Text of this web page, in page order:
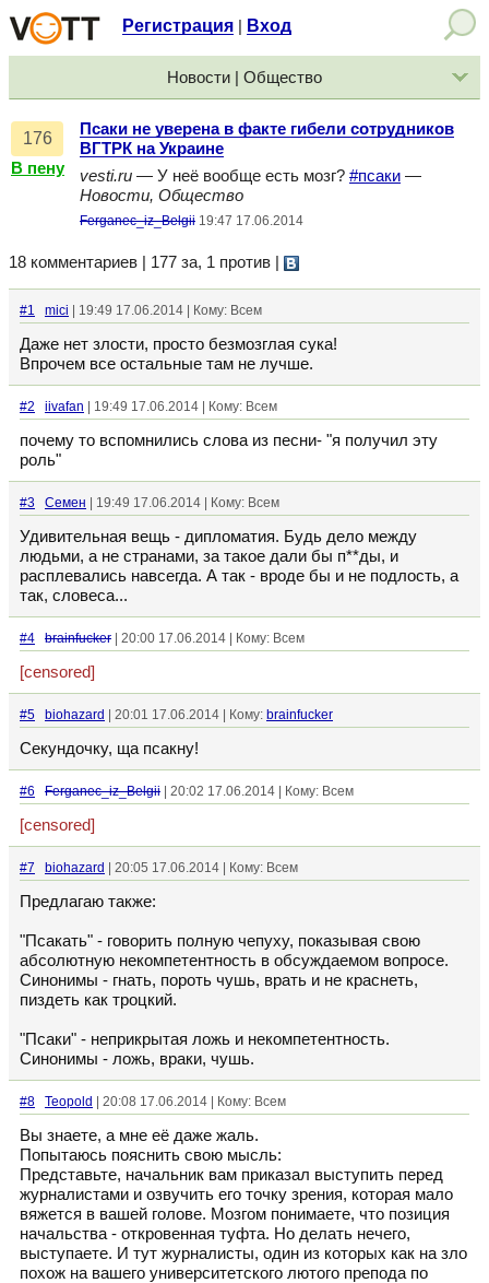
Регистрация Вход
Новости | Общество
176
В пену
Псаки не уверена в факте гибели сотрудников
ВГТРК на Украине
vesti.ru — У неё вообще есть мозг? #псаки —
Новости, Общество
Ferganec_iz_Belgii 19:47 17.06.2014
18 комментариев | 177 за, 1 против
#1 mici | 19:49 17.06.2014 | Кому: Всем
Даже нет злости, просто безмозглая сука!
Впрочем все остальные там не лучше.
#2 iivafan | 19:49 17.06.2014 | Кому: Всем
почему то вспомнились слова из песни- "я получил эту
роль"
#3 Семен | 19:49 17.06.2014 | Кому: Всем
Удивительная вещь - дипломатия. Будь дело между
людьми, а не странами, за такое дали бы п**ды, и
расплевались навсегда. А так - вроде бы и не подлость, а
так, словеса...
#4 brainfucker | 20:00 17.06.2014 | Кому: Всем
[censored]
#5 biohazard | 20:01 17.06.2014 | Кому: brainfucker
Секундочку, ща псакну!
#6 Ferganec_iz_Belgii | 20:02 17.06.2014 | Кому: Всем
[censored]
#7 biohazard | 20:05 17.06.2014 | Кому: Всем
Предлагаю также:
"Псакать" - говорить полную чепуху, показывая свою
абсолютную некомпетентность в обсуждаемом вопросе.
Синонимы - гнать, пороть чушь, врать и не краснеть,
пиздеть как троцкий.
"Псаки" - неприкрытая ложь и некомпетентность.
Синонимы - ложь, враки, чушь.
#8 Teopold | 20:08 17.06.2014 | Кому: Всем
Вы знаете, а мне её даже жаль.
Попытаюсь пояснить свою мысль:
Представьте, начальник вам приказал выступить перед
журналистами и озвучить его точку зрения, которая мало
вяжется в вашей голове. Мозгом понимаете, что позиция
начальства - откровенная туфта. Но делать нечего,
выступаете. И тут журналисты, один из которых как на зло
похож на вашего университетского лютого препода по